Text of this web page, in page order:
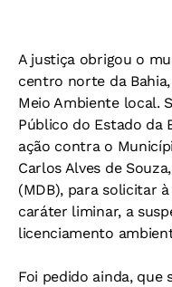
A justiça obrigou o
centro norte da
Meio Ambiente local.
Público do Estado da
ação contra o
Carlos Alves de
(MDB), para solicitar
caráter liminar, a
licenciamento
Foi pedido ainda, que